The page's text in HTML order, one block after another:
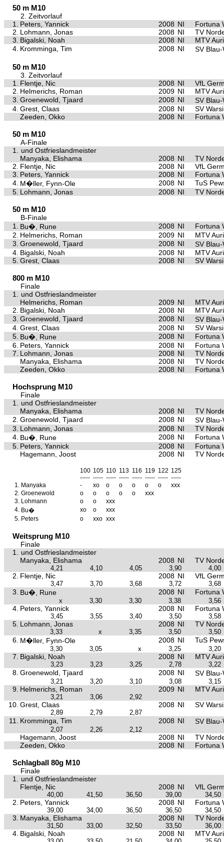
50 m M10
2. Zeitvorlauf
1.
Peters, Yannick 2008 NI
Fortuna
2. Lohmann, Jonas 2008 NI
TV
3. Bigalski, Noah 2008 NI
MTV
4. Kromminga, Tim 2008 NI SV
50 m M10
3. Zeitvorlauf
1.
Flentje, Nic 2008 NI
VfL
2. Helmerichs, Roman 2009 NI
MTV
3. Groenewold, Tjaard 2008 NI
SV
4. Grest, Claas 2008 NI
SV
Zeeden, Okko
2008 NI Fortuna
50 m M10
A-Finale
1.
und Ostfrieslandmeister
Manyaka, Elishama
2008 NI
TV
2. Flentje, Nic 2008 NI
VfL
3. Peters, Yannick 2008 NI
Fortuna
4. M�ller, Fynn-Ole 2008 NI
TuS
5. Lohmann, Jonas 2008 NI TV
50 m M10
B-Finale
1.
Bu�, Rune 2008 NI
Fortuna
2. Helmerichs, Roman 2009 NI
MTV
3. Groenewold, Tjaard 2008 NI
SV
4. Bigalski, Noah 2008 NI
MTV
5. Grest, Claas 2008 NI SV
800 m M10
Finale
1.
und Ostfrieslandmeister
Helmerichs, Roman
2009 NI
MTV
2. Bigalski, Noah 2008 NI
MTV
3. Groenewold, Tjaard 2008 NI
SV
4. Grest, Claas 2008 NI
SV
5. Bu�, Rune 2008 NI
Fortuna
6. Peters, Yannick 2008 NI
Fortuna
7. Lohmann, Jonas 2008 NI
TV
Manyaka, Elishama
2008 NI
TV
Zeeden, Okko
2008 NI Fortuna
Hochsprung M10
Finale
1.
und Ostfrieslandmeister
Manyaka, Elishama
2008 NI
TV
2. Groenewold, Tjaard 2008 NI
SV
3. Lohmann, Jonas 2008 NI
TV
4. Bu�, Rune 2008 NI
Fortuna
5. Peters, Yannick 2008 NI
Fortuna
Hagemann, Joost
2008 NI TV
100 105 110 113 116 119 122 125
----- ----- ----- ----- ----- ----- ----- -----
1. Manyaka - xo o o o o o
xxx
2. Groenewold o o o o o
xxx
3. Lohmann o o
xxx
4. Bu� xo o
xxx
5. Peters o xxo xxx
Weitsprung M10
Finale
1.
und Ostfrieslandmeister
Manyaka, Elishama
2008 NI TV
4,21 4,10 4,05 3,90 4,00
2. Flentje, Nic 2008 NI VfL
3,47 3,70 3,68 3,72 3,68
3. Bu�, Rune 2008 NI Fortuna
x 3,30 3,30 3,38 3,56
4. Peters, Yannick 2008 NI Fortuna
3,45 3,55 3,40 3,50 3,58
5. Lohmann, Jonas 2008 NI TV
3,33 x 3,35 3,50 3,50
6. M�ller, Fynn-Ole 2008 NI TuS
3,30 3,05 x 3,25 3,20
7. Bigalski, Noah 2008 NI MTV
3,23 3,23 3,25 2,78 3,22
8. Groenewold, Tjaard 2008 NI SV
3,21 3,20 3,10 3,08 3,15
9. Helmerichs, Roman 2009 NI MTV
3,21 3,06 2,92
10. Grest, Claas 2008 NI SV
2,89 2,79 2,87
11. Kromminga, Tim 2008 NI SV
2,07 2,26 2,12
Hagemann, Joost 2008 NI
TV
Zeeden, Okko
2008 NI Fortuna
Schlagball 80g M10
Finale
1.
und Ostfrieslandmeister
Flentje, Nic
2008 NI VfL
40,00 41,50 36,50 39,00 34,50
2. Peters, Yannick 2008 NI Fortuna
39,00 34,00 36,50 36,50 34,50
3. Manyaka, Elishama 2008 NI TV
31,50 33,00 32,50 33,50 36,00
4. Bigalski, Noah 2008 NI MTV